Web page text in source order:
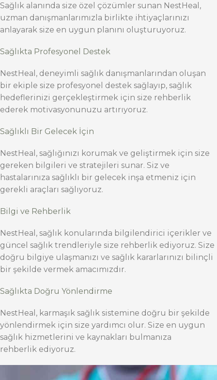
Sağlık alanında size özel çözümler sunan NestHeal,
uzman danışmanlarımızla birlikte ihtiyaçlarınızı
anlayarak size en uygun planını oluşturuyoruz.
Sağlıkta Profesyonel Destek
NestHeal, deneyimli sağlık danışmanlarından oluşan
bir ekiple size profesyonel destek sağlayıp, sağlık
hedeflerinizi gerçekleştirmek için size rehberlik
ederek motivasyonunuzu artırıyoruz.
Sağlıklı Bir Gelecek İçin
NestHeal, sağlığınızı korumak ve geliştirmek için size
gereken bilgileri ve stratejileri sunar. Siz ve
hastalarınıza sağlıklı bir gelecek inşa etmeniz için
gerekli araçları sağlıyoruz.
Bilgi ve Rehberlik
NestHeal, sağlık konularında bilgilendirici içerikler ve
güncel sağlık trendleriyle size rehberlik ediyoruz. Size
doğru bilgiye ulaşmanızı ve sağlık kararlarınızı bilinçli
bir şekilde vermek amacımızdır.
Sağlıkta Doğru Yönlendirme
NestHeal, karmaşık sağlık sistemine doğru bir şekilde
yönlendirmek için size yardımcı olur. Size en uygun
sağlık hizmetlerini ve kaynakları bulmanıza
rehberlik ediyoruz.